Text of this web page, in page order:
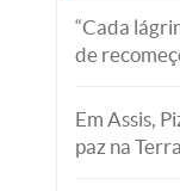
“Cada
de
Em Assis,
paz na